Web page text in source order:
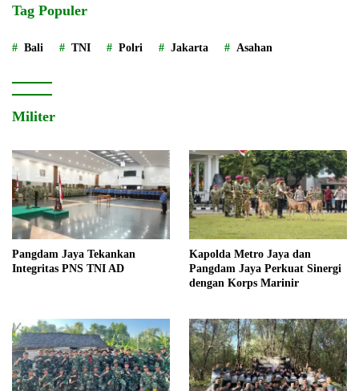
Tag Populer
Bali TNI Polri Jakarta Asahan
Militer
Pangdam Jaya Tekankan
Integritas PNS TNI AD
Kapolda Metro Jaya dan
Pangdam Jaya Perkuat Sinergi
dengan Korps Marinir